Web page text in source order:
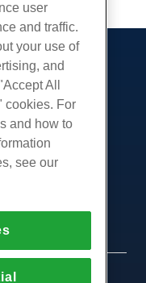
Inc. bedrijf.
user
and traffic.
your use of
and
All
cookies. For
and how to
see our